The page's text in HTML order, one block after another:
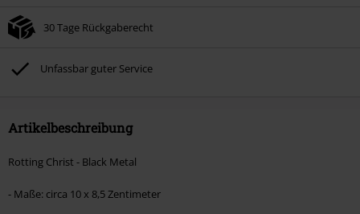
30 Tage Rückgaberecht
Unfassbar guter Service
Artikelbeschreibung
Rotting Christ - Black Metal
- Maße: circa 10 x 8,5 Zentimeter